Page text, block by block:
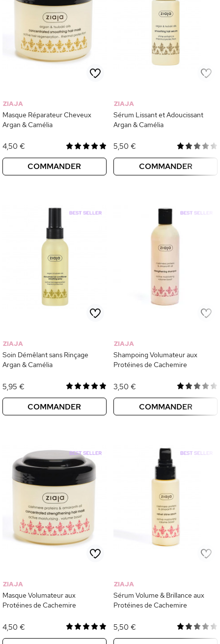
ZIAJA
Masque Réparateur Cheveux
Argan & Camélia
4,50 €
COMMANDER
ZIAJA
Sérum Lissant et Adoucissant
Argan & Camélia
5,50 €
COMMANDER
ZIAJA
Soin Démêlant sans Rinçage
Argan & Camélia
5,95 €
COMMANDER
ZIAJA
Shampoing Volumateur aux
Protéines de Cachemire
3,50 €
COMMANDER
ZIAJA
Masque Volumateur aux
Protéines de Cachemire
4,50 €
ZIAJA
Sérum Volume & Brillance aux
Protéines de Cachemire
5,50 €